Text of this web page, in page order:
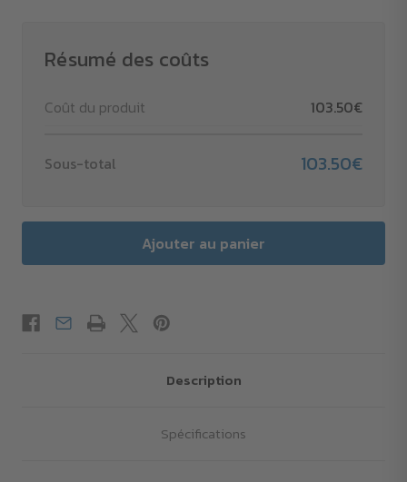
Résumé des coûts
Coût du produit 103.50€
Sous-total 103.50€
Description
Spécifications